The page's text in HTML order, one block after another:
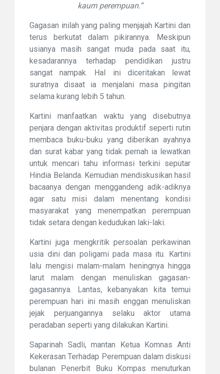
kaum perempuan.”
Gagasan inilah yang paling menjajah Kartini dan
terus berkutat dalam pikirannya. Meskipun
usianya masih sangat muda pada saat itu,
kesadarannya terhadap pendidikan justru
sangat nampak. Hal ini diceritakan lewat
suratnya disaat ia menjalani masa pingitan
selama kurang lebih 5 tahun.
Kartini manfaatkan waktu yang disebutnya
penjara dengan aktivitas produktif seperti rutin
membaca buku-buku yang diberikan ayahnya
dan surat kabar yang tidak pernah ia lewatkan
untuk mencari tahu informasi terkini seputar
Hindia Belanda. Kemudian mendiskusikan hasil
bacaanya dengan menggandeng adik-adiknya
agar satu misi dalam menentang kondisi
masyarakat yang menempatkan perempuan
tidak setara dengan kedudukan laki-laki.
Kartini juga mengkritik persoalan perkawinan
usia dini dan poligami pada masa itu. Kartini
lalu mengisi malam-malam heningnya hingga
larut malam dengan menuliskan gagasan-
gagasannya. Lantas, kebanyakan kita temui
perempuan hari ini masih enggan menuliskan
jejak perjuangannya selaku aktor utama
peradaban seperti yang dilakukan Kartini.
Saparinah Sadli, mantan Ketua Komnas Anti
Kekerasan Terhadap Perempuan dalam diskusi
bulanan Penerbit Buku Kompas menuturkan